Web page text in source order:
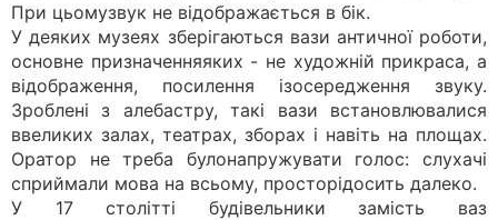
При цьомузвук не відображається в бік.
У деяких музеях зберігаються вази античної роботи,
основне призначенняяких - не художній прикраса, а
відображення, посилення ізосередження звуку.
Зроблені з алебастру, такі вази встановлювалися
ввеликих залах, театрах, зборах і навіть на площах.
Оратор не треба булонапружувати голос: слухачі
сприймали мова на всьому, просторідосить далеко.
У 17 столітті будівельники замість ваз